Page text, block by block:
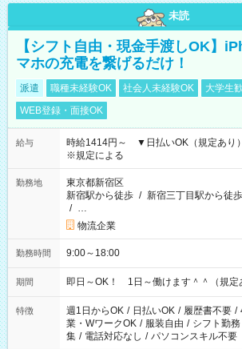
未読
【シフト自由・現金手渡しOK】
マホの充電を繋げるだけ！
派遣 職種未経験OK 社会人未経験OK 大学生
WEB登録・面接OK
給与
時給1414円～ ▼日払いOK（規定あ
※規定による
勤務地
東京都新宿区
新宿駅から徒歩 / 新宿三丁目駅から徒歩
/ …
物流企業
勤務時間 9:00～18:00
期間 即日～OK！ 1日～働けます＾＾（規定
特徴 週1日からOK / 日払いOK / 履歴書不要 /
業・WワークOK / 服装自由 / シフト勤務
集 / 電話対応なし / パソコンスキル不要